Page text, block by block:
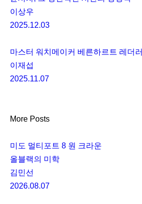
이상우
2025.12.03
마스터 워치메이커 베른하르트 레더
이재섭
2025.11.07
More Posts
미도 멀티포트 8 원 크라운
올블랙의 미학
김민선
2026.08.07